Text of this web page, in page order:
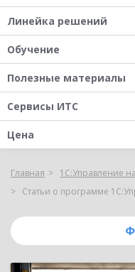
Линейка решений
Обучение
Полезные материалы
Сервисы ИТС
Цена
Главная 1С:Управление
Статьи о программе